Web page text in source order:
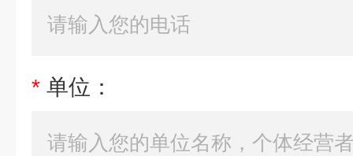
* 单位：